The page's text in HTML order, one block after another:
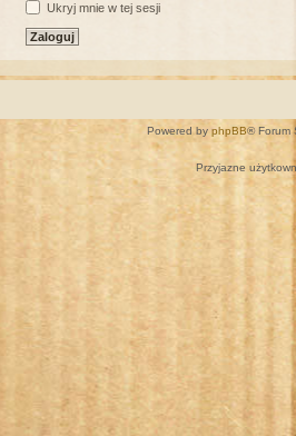
Ukryj mnie w tej sesji
Powered by phpBB® Forum
Przyjazne